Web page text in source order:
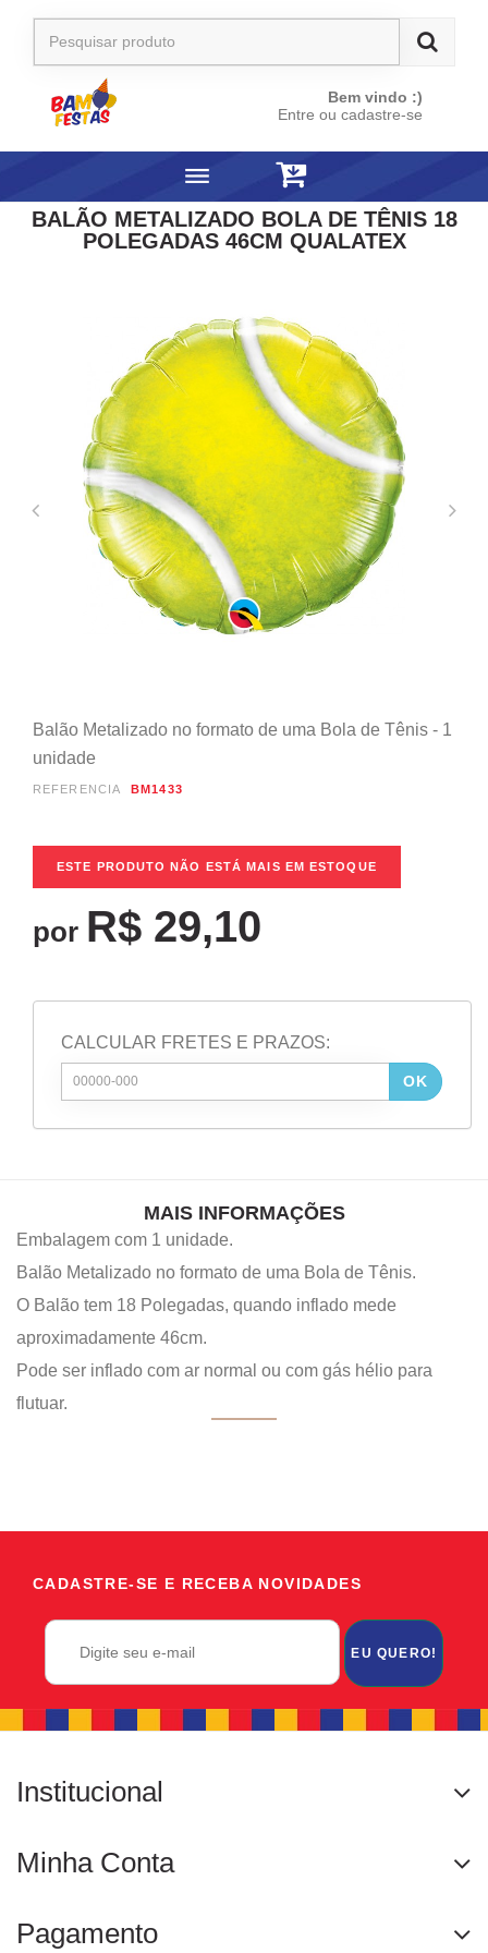
Bem vindo :)
Entre ou cadastre-se
BALÃO METALIZADO BOLA DE TÊNIS 18
POLEGADAS 46CM QUALATEX
Balão Metalizado no formato de uma Bola de Tênis - 1
unidade
REFERÊNCIA BM1433
ESTE PRODUTO NÃO ESTÁ MAIS EM ESTOQUE
por R$ 29,10
CALCULAR FRETES E PRAZOS:
OK
MAIS INFORMAÇÕES
Embalagem com 1 unidade.
Balão Metalizado no formato de uma Bola de Tênis.
O Balão tem 18 Polegadas, quando inflado mede
aproximadamente 46cm.
Pode ser inflado com ar normal ou com gás hélio para
flutuar.
CADASTRE-SE E RECEBA NOVIDADES
EU QUERO!
Institucional
Minha Conta
Pagamento